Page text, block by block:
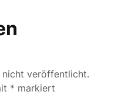
nicht veröffentlicht.
* markiert